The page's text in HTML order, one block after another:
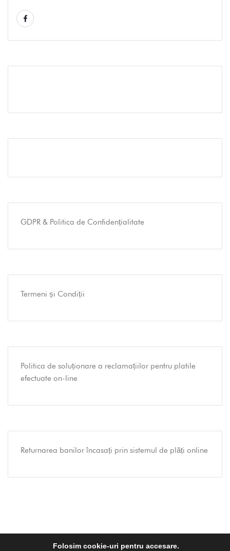
GDPR & Politica de Confidențialitate
Termeni și Condiții
Politica de soluționare a reclamațiilor pentru platile
efectuate on-line
Returnarea banilor încasați prin sistemul de plăți online
Folosim cookie-uri pentru accesare.